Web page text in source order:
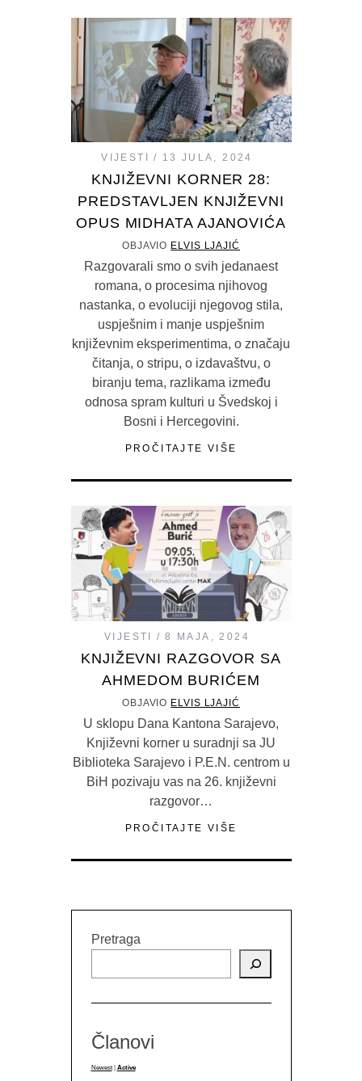
VIJESTI 13 JULA, 2024
KNJIŽEVNI KORNER 28:
PREDSTAVLJEN KNJIŽEVNI
OPUS MIDHATA AJANOVIĆA
OBJAVIO ELVIS LJAJIĆ
Razgovarali smo o svih jedanaest
romana, o procesima njihovog
nastanka, o evoluciji njegovog stila,
uspješnim i manje uspješnim
književnim eksperimentima, o značaju
čitanja, o stripu, o izdavaštvu, o
biranju tema, razlikama između
odnosa spram kulturi u Švedskoj i
Bosni i Hercegovini.
PROČITAJTE VIŠE
VIJESTI 8 MAJA, 2024
KNJIŽEVNI RAZGOVOR SA
AHMEDOM BURIĆEM
OBJAVIO ELVIS LJAJIĆ
U sklopu Dana Kantona Sarajevo,
Književni korner u suradnji sa JU
Biblioteka Sarajevo i P.E.N. centrom u
BiH pozivaju vas na 26. književni
razgovor…
PROČITAJTE VIŠE
Pretraga
Članovi
Newest Active